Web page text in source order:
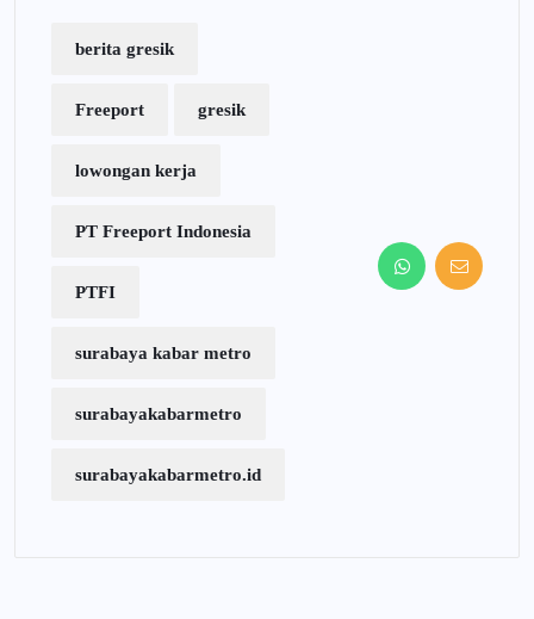
berita gresik
Freeport gresik
lowongan kerja
PT Freeport Indonesia
PTFI
surabaya kabar metro
surabayakabarmetro
surabayakabarmetro.id